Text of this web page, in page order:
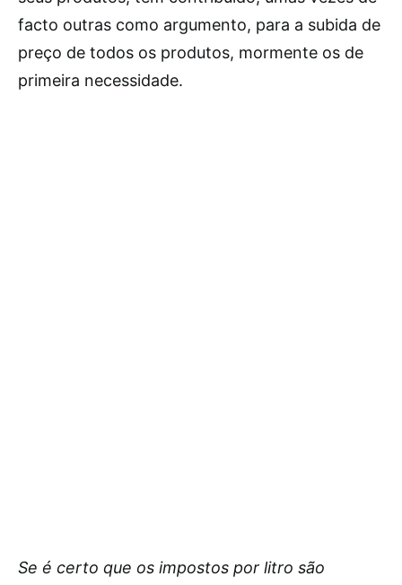
facto outras como argumento, para a subida de
preço de todos os produtos, mormente os de
primeira necessidade.
Se é certo que os impostos por litro são